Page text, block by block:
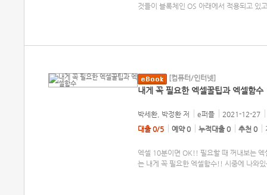
것들이 블록체인 OS 아래에서 적용되고 있
[컴퓨터/인터넷]
내게 꼭 필요한 엑셀꿀팁과 엑셀함수
박세환, 박정환 저 e퍼플
2021-12-27
대출 0/5
예약 0 누적대출 0 추천 0
엑셀 10분이면 OK!! 필요할 때 꺼내보는
는 내게 꼭 필요한 엑셀함수!! 시중에 나와